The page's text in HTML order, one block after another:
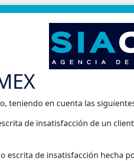
teniendo en cuenta las
de insatisfacción de un
escrita de insatisfacción hecha